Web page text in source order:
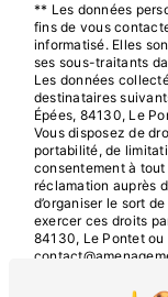
** Les données
fins de vous
informatisé. Elles
ses sous-traitants
Les données
destinataires
Épées, 84130, Le
Vous disposez de
portabilité, de
consentement à tout
réclamation auprès
d’organiser le sort
exercer ces droits
84130, Le Pontet
pourra vous être
pendant la période